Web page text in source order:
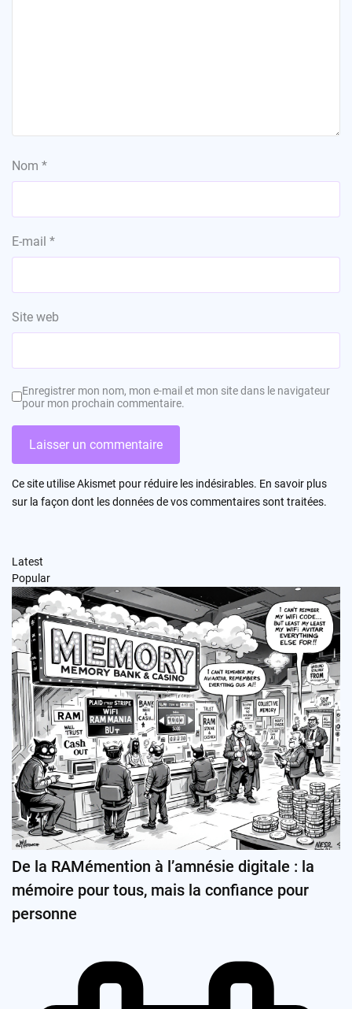
Nom *
E-mail *
Site web
Enregistrer mon nom, mon e-mail et mon site dans le navigateur
pour mon prochain commentaire.
Ce site utilise Akismet pour réduire les indésirables. En savoir plus
sur la façon dont les données de vos commentaires sont traitées.
Latest
Popular
De la RAMémention à l’amnésie digitale : la
mémoire pour tous, mais la confiance pour
personne